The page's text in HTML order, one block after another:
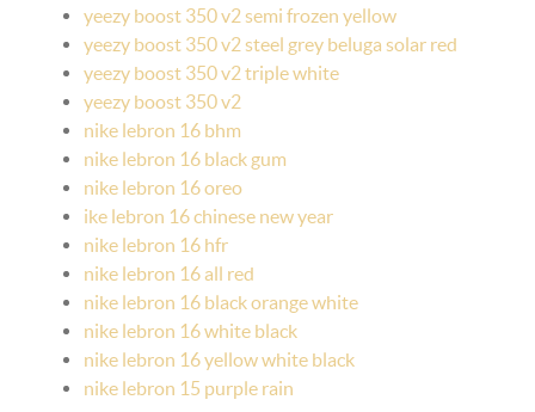
yeezy boost 350 v2 semi frozen yellow
yeezy boost 350 v2 steel grey beluga solar red
yeezy boost 350 v2 triple white
yeezy boost 350 v2
nike lebron 16 bhm
nike lebron 16 black gum
nike lebron 16 oreo
ike lebron 16 chinese new year
nike lebron 16 hfr
nike lebron 16 all red
nike lebron 16 black orange white
nike lebron 16 white black
nike lebron 16 yellow white black
nike lebron 15 purple rain